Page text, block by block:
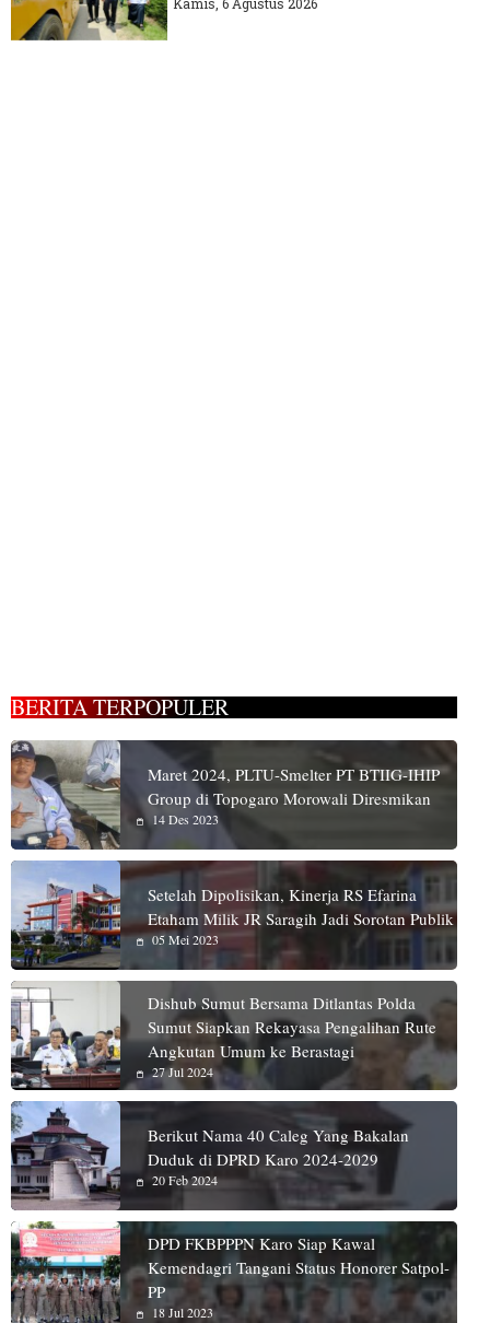
BERITA TERPOPULER
Maret 2024, PLTU-Smelter PT BTIIG-IHIP
Group di Topogaro Morowali Diresmikan
14 Des 2023
Setelah Dipolisikan, Kinerja RS Efarina
Etaham Milik JR Saragih Jadi Sorotan Publik
05 Mei 2023
Dishub Sumut Bersama Ditlantas Polda
Sumut Siapkan Rekayasa Pengalihan Rute
Angkutan Umum ke Berastagi
27 Jul 2024
Berikut Nama 40 Caleg Yang Bakalan
Duduk di DPRD Karo 2024-2029
20 Feb 2024
DPD FKBPPPN Karo Siap Kawal
Kemendagri Tangani Status Honorer Satpol-
PP
18 Jul 2023